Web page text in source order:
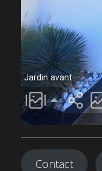
Contact